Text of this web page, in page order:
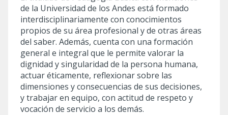
de la Universidad de los Andes está formado
interdisciplinariamente con conocimientos
propios de su área profesional y de otras áreas
del saber. Además, cuenta con una formación
general e integral que le permite valorar la
dignidad y singularidad de la persona humana,
actuar éticamente, reflexionar sobre las
dimensiones y consecuencias de sus decisiones,
y trabajar en equipo, con actitud de respeto y
vocación de servicio a los demás.